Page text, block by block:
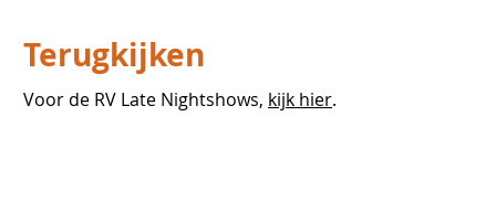
Terugkijken
Voor de RV Late Nightshows, kijk hier.